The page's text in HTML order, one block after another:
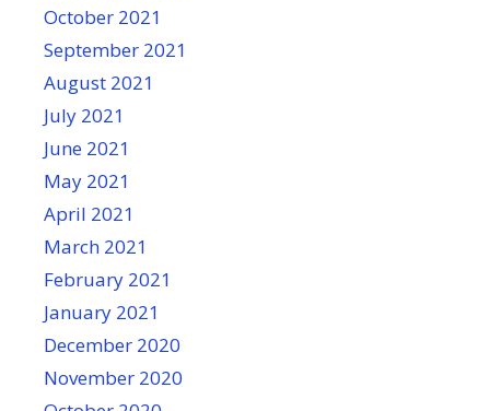
October 2021
September 2021
August 2021
July 2021
June 2021
May 2021
April 2021
March 2021
February 2021
January 2021
December 2020
November 2020